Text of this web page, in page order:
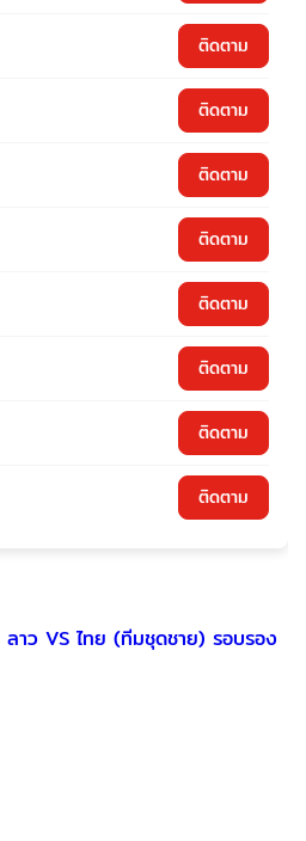
ติดตาม
ติดตาม
ติดตาม
ติดตาม
ติดตาม
ติดตาม
ติดตาม
ติดตาม